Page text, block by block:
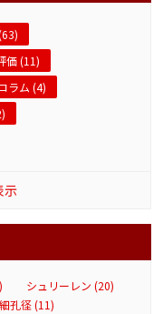
価 (11)
ラム (4)
示
シュリーレン (20)
細孔径 (11)